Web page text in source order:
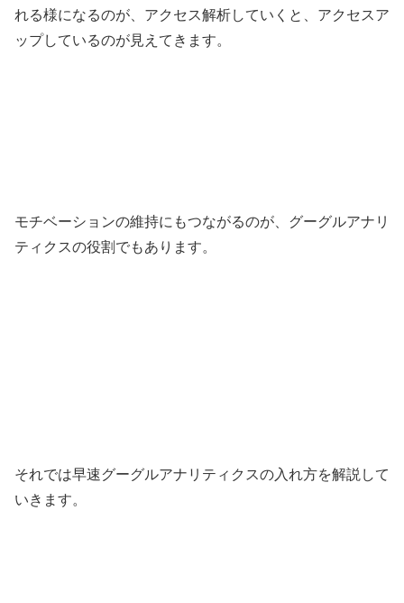
れる様になるのが、アクセス解析していくと、アクセスア
ップしているのが見えてきます。
モチベーションの維持にもつながるのが、グーグルアナリ
ティクスの役割でもあります。
それでは早速グーグルアナリティクスの入れ方を解説して
いきます。